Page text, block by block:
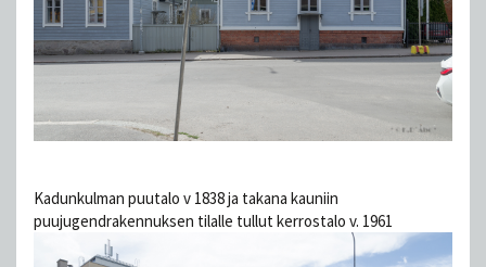
Kadunkulman puutalo v 1838 ja takana kauniin
puujugendrakennuksen tilalle tullut kerrostalo v. 1961